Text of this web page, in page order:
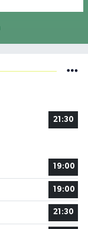
21:30
19:00
19:00
21:30